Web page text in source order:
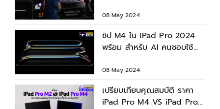
08 May 2024
ชิป M4 ใน iPad Pro 2024
พร้อม สำหรับ AI คนชอบใช้
08 May 2024
เปรียบเทียบคุณสมบัติ ราคา
iPad Pro M4 VS iPad Pro